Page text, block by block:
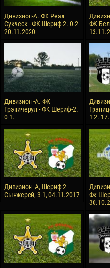
26 March
Vitor Hugo Morais de OLIVEIRA
28 March
10
15
Дивизион-А. ФК Реал
Сукческ - ФК Шериф-2. 0-2.
20.11.2020
ФК
Дивизион -А. ФК
Грэничерул - ФК Шериф-2.
0-1.
1-2.
Дивизион -А, Шериф-2 -
Сынжерей, 3-1, 04.11.2017
Фк